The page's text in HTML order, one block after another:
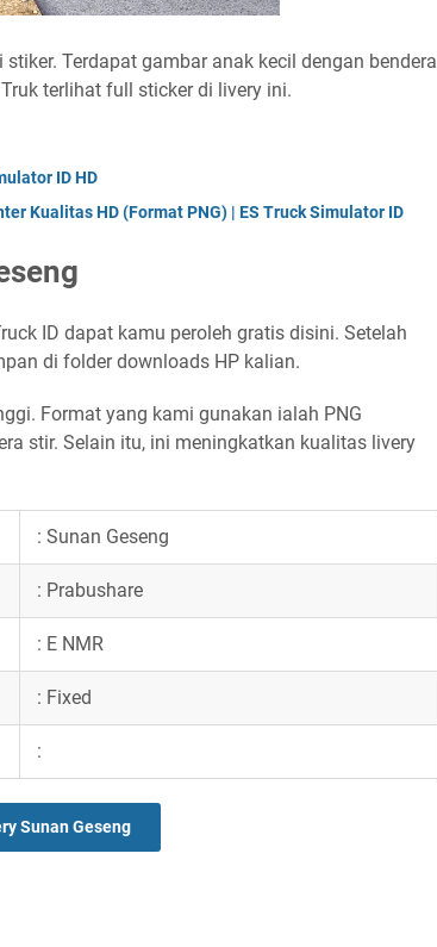
Terdapat gambar anak kecil dengan bendera
terlihat full sticker di livery ini.
ID HD
Kualitas HD (Format PNG) | ES Truck Simulator ID
ID dapat kamu peroleh gratis disini. Setelah
di folder downloads HP kalian.
Format yang kami gunakan ialah PNG
stir. Selain itu, ini meningkatkan kualitas livery
: Sunan Geseng
: Prabushare
: E NMR
: Fixed
:
Sunan Geseng